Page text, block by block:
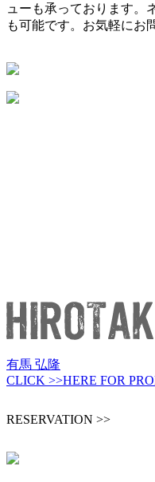
ューも承っております。
も可能です。お気軽にお
有馬 弘隆
CLICK >>HERE FOR
RESERVATION >>